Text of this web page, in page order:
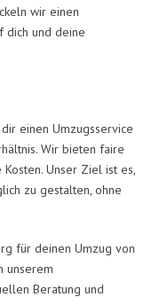
wir einen
dich und deine
einen Umzugsservice
Wir bieten faire
Unser Ziel ist es,
zu gestalten, ohne
für deinen Umzug von
unserem
Beratung und